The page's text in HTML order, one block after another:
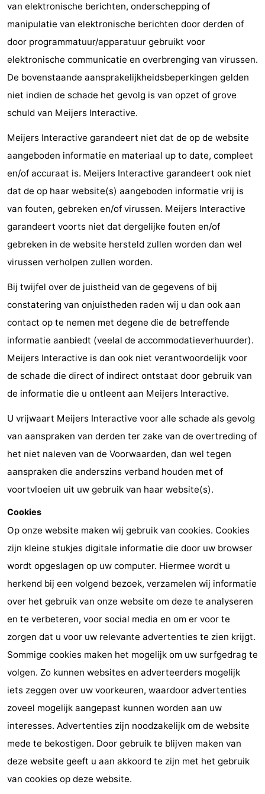
&
Natuur
-
Wandelen
-
Surfen
Eten
drinken
Praktisch
Forum
Route
-
Parkeren
-
Kusttram
Reisboekenwinkel
Nieuws
Medische
adressen
Regio
Vlaanderen
-
Nieuwvliet
Sluis
-
Natuur
Het
Zwin
West-
Vlaanderen
Brugge
-
Ieper
De
van elektronische berichten, onderschepping of
manipulatie van elektronische berichten door derden of
door programmatuur/apparatuur gebruikt voor
elektronische communicatie en overbrenging van virussen.
De bovenstaande aansprakelijkheidsbeperkingen gelden
niet indien de schade het gevolg is van opzet of grove
schuld van Meijers Interactive.
Meijers Interactive garandeert niet dat de op de website
aangeboden informatie en materiaal up to date, compleet
en/of accuraat is. Meijers Interactive garandeert ook niet
dat de op haar website(s) aangeboden informatie vrij is
van fouten, gebreken en/of virussen. Meijers Interactive
garandeert voorts niet dat dergelijke fouten en/of
gebreken in de website hersteld zullen worden dan wel
virussen verholpen zullen worden.
Bij twijfel over de juistheid van de gegevens of bij
constatering van onjuistheden raden wij u dan ook aan
contact op te nemen met degene die de betreffende
informatie aanbiedt (veelal de accommodatieverhuurder).
Meijers Interactive is dan ook niet verantwoordelijk voor
de schade die direct of indirect ontstaat door gebruik van
de informatie die u ontleent aan Meijers Interactive.
U vrijwaart Meijers Interactive voor alle schade als gevolg
van aanspraken van derden ter zake van de overtreding of
het niet naleven van de Voorwaarden, dan wel tegen
aanspraken die anderszins verband houden met of
voortvloeien uit uw gebruik van haar website(s).
Cookies
Op onze website maken wij gebruik van cookies. Cookies
zijn kleine stukjes digitale informatie die door uw browser
wordt opgeslagen op uw computer. Hiermee wordt u
herkend bij een volgend bezoek, verzamelen wij informatie
over het gebruik van onze website om deze te analyseren
en te verbeteren, voor social media en om er voor te
zorgen dat u voor uw relevante advertenties te zien krijgt.
Sommige cookies maken het mogelijk om uw surfgedrag te
volgen. Zo kunnen websites en adverteerders mogelijk
iets zeggen over uw voorkeuren, waardoor advertenties
zoveel mogelijk aangepast kunnen worden aan uw
interesses. Advertenties zijn noodzakelijk om de website
mede te bekostigen. Door gebruik te blijven maken van
deze website geeft u aan akkoord te zijn met het gebruik
van cookies op deze website.